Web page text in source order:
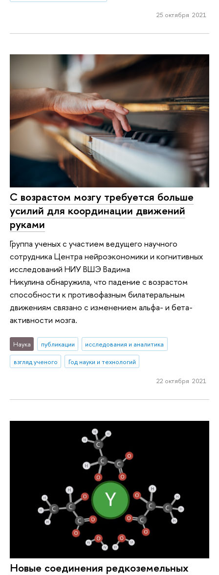
25 октября 2021
С возрастом мозгу требуется больше
усилий для координации движений
руками
Группа ученых с участием ведущего научного
сотрудника Центра нейроэкономики и когнитивных
исследований НИУ ВШЭ Вадима
Никулина обнаружила, что падение с возрастом
способности к противофазным билатеральным
движениям связано с изменением альфа- и бета-
активности мозга.
Наука публикации
исследования и аналитика
взгляд ученого
Год науки и технологий
22 октября 2021
Новые соединения редкоземельных